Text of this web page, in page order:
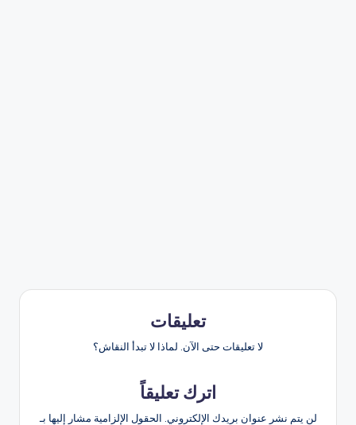
تعليقات
لا تعليقات حتى الآن. لماذا لا تبدأ النقاش؟
اترك تعليقاً
لن يتم نشر عنوان بريدك الإلكتروني. الحقول الإلزامية مشار إليها بـ